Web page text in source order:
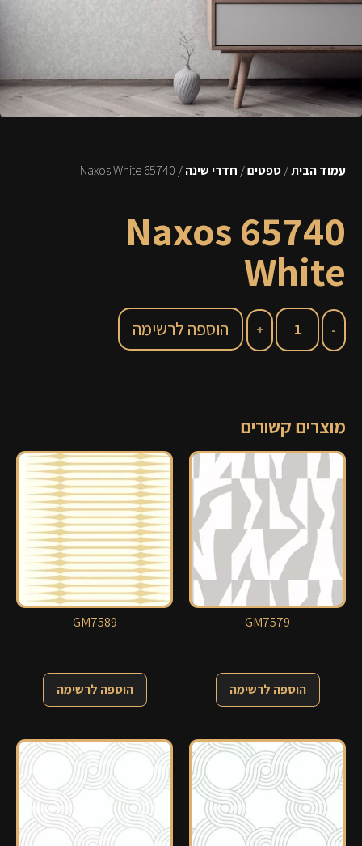
עמוד הבית/טפטים/ חדרי שינה/ 65740 Naxos White
65740 Naxos
White
הוספה לרשימה
מוצרים קשורים
GM7579
הוספה לרשימה
GM7589
הוספה לרשימה